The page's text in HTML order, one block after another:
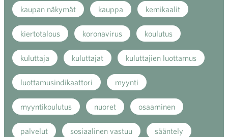
kaupan näkymät kauppa kemikaalit
kiertotalous koronavirus koulutus
kuluttaja kuluttajat kuluttajien luottamus
luottamusindikaattori myynti
myyntikoulutus nuoret osaaminen
palvelut sosiaalinen vastuu sääntely